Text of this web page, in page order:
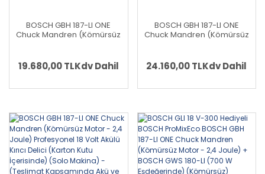
BOSCH GBH 187-LI ONE
Chuck Mandren (Kömürsüz
Tek Akülü Kırıcı Delici (Bez
Çanta)
19.680,00 TLKdv Dahil
BOSCH GBH 187-LI ONE
Chuck Mandren (Kömürsüz
Çift Akülü Kırıcı Delici (Bez
Çanta)
24.160,00 TLKdv Dahil